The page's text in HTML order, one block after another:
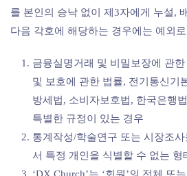
를 본인의 승낙 없이 제3자에게 누설,
다음 각호에 해당하는 경우에는 예외
금융실명거래 및 비밀보장에 관
및 보호에 관한 법률, 전기통신기
방세법, 소비자보호법, 한국은행
특별한 규정이 있는 경우
통계작성/학술연구 또는 시장조
서 특정 개인을 식별할 수 없는 형